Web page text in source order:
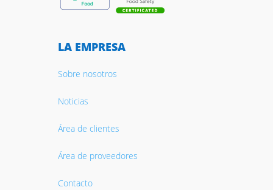
LA EMPRESA
Sobre nosotros
Noticias
Área de clientes
Área de proveedores
Contacto